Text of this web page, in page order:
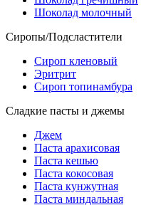
Шоколад молочный
Сиропы/Подсластители
Сироп кленовый
Эритрит
Сироп топинамбура
Сладкие пасты и джемы
Джем
Паста арахисовая
Паста кешью
Паста кокосовая
Паста кунжутная
Паста миндальная